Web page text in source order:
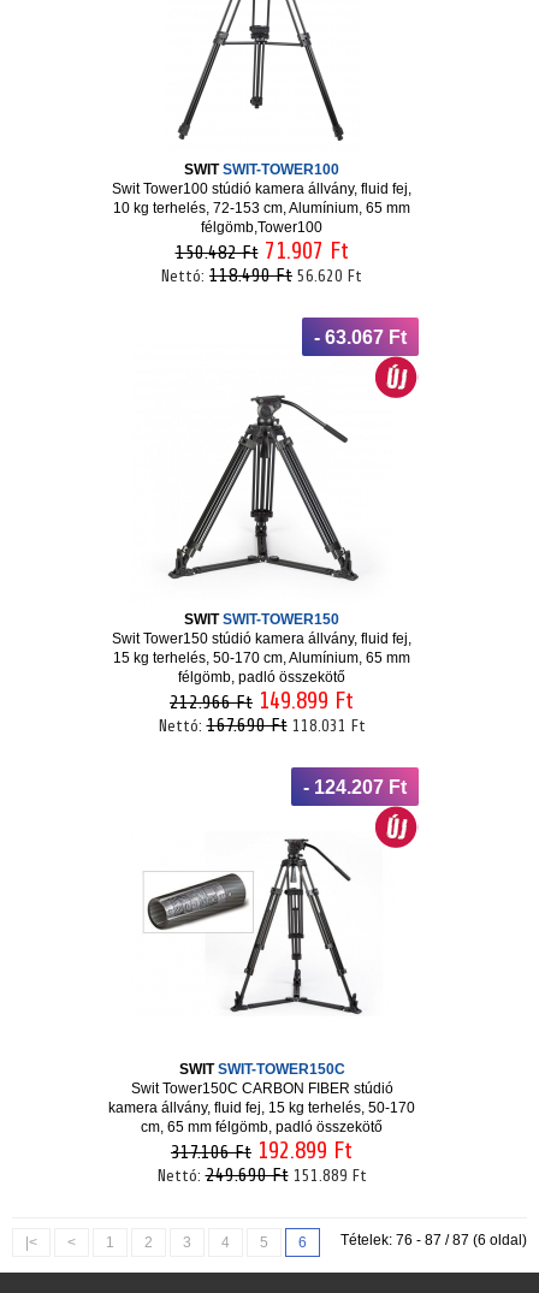
SWITSWIT-TOWER100
Swit Tower100 stúdió kamera állvány, fluid fej,
10 kg terhelés, 72-153 cm, Alumínium, 65 mm
félgömb,Tower100
150.482 Ft 71.907 Ft
Nettó: 118.490 Ft 56.620 Ft
- 63.067 Ft
SWITSWIT-TOWER150
Swit Tower150 stúdió kamera állvány, fluid fej,
15 kg terhelés, 50-170 cm, Alumínium, 65 mm
félgömb, padló összekötő
212.966 Ft 149.899 Ft
Nettó:167.690 Ft 118.031 Ft
- 124.207 Ft
SWITSWIT-TOWER150C
Swit Tower150C CARBON FIBER stúdió
kamera állvány, fluid fej, 15 kg terhelés, 50-170
cm, 65 mm félgömb, padló összekötő
317.106 Ft 192.899 Ft
Nettó:249.690 Ft 151.889 Ft
|< < 1 2 3 4 5 6 Tételek: 76 - 87 / 87 (6 oldal)